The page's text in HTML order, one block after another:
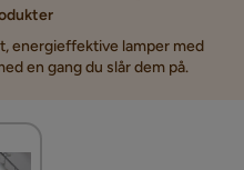
energieffektive lamper med
en gang du slår dem på.